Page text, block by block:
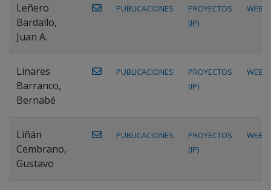
Leñero
Bardallo,
Juan A.
PUBLICACIONES
PROYECTOS
(IP)
WEB
Linares
Barranco,
Bernabé
PUBLICACIONES
PROYECTOS
(IP)
WEB
Liñán
Cembrano,
Gustavo
PUBLICACIONES
PROYECTOS
(IP)
WEB